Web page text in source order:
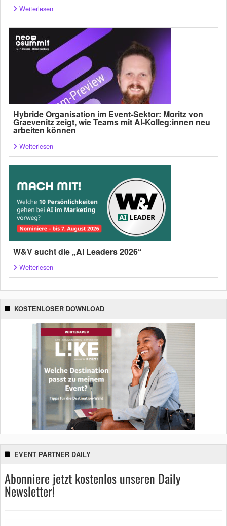
Weiterlesen
Hybride Organisation im Event-Sektor: Moritz von
Graevenitz zeigt, wie Teams mit AI-Kolleg:innen neu
arbeiten können
Weiterlesen
W&V sucht die „AI Leaders 2026“
Weiterlesen
KOSTENLOSER DOWNLOAD
EVENT PARTNER DAILY
Abonniere jetzt kostenlos unseren Daily
Newsletter!